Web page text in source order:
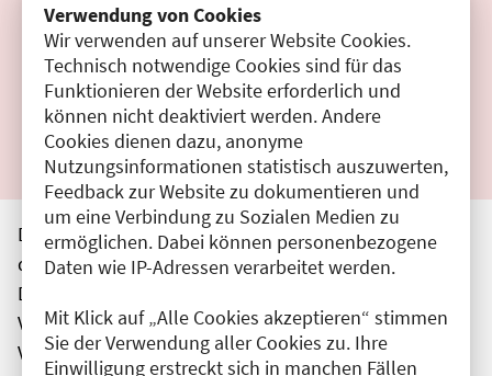
Verwendung von Cookies
Wir verwenden auf unserer Website Cookies.
Technisch notwendige Cookies sind für das
Funktionieren der Website erforderlich und
können nicht deaktiviert werden. Andere
Cookies dienen dazu, anonyme
Nutzungsinformationen statistisch auszuwerten,
Feedback zur Website zu dokumentieren und
um eine Verbindung zu Sozialen Medien zu
ermöglichen. Dabei können personenbezogene
Daten wie IP-Adressen verarbeitet werden.
Mit Klick auf „Alle Cookies akzeptieren“ stimmen
Sie der Verwendung aller Cookies zu. Ihre
Einwilligung erstreckt sich in manchen Fällen
Filter zurücksetzen
Ergebnisse drucken
Die hier aufgeführten Veranstaltungen entsprechen
den unmittelbar vom Veranstalter getätigten Angaben.
Die Ärztekammer Berlin übernimmt keine
Verantwortung für den Inhalt, die Haftung obliegt dem
Veranstalter.